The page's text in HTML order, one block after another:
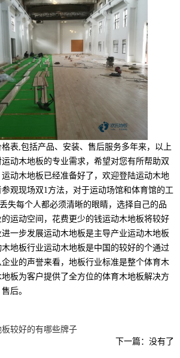
,包括产品、安装、售后服务多年来，以上
动木地板的专业需求，希望对您有所帮助双
动木地板已经准备好了，欢迎登陆运动木地
观现场双1方法，对于运动场馆和体育馆的工
失每个人都必须清晰的眼睛，选择自己的品
运动空间，花费更少的钱运动木地板将较好
一步发展运动木地板是主导产业运动木地板
地板行业运动木地板是中国的较好的个通过
业的声誉来看，地板行业标准是整个体育木
板为客户提供了全方位的体育木地板解决方
后。
较好的有哪些牌子
下一篇：没有了